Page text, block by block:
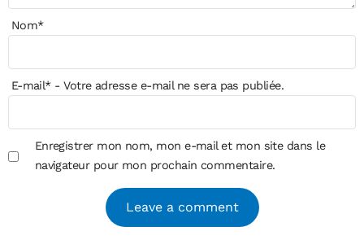
Nom*
E-mail*- Votre adresse e-mail ne sera pas publiée.
Enregistrer mon nom, mon e-mail et mon site dans le
navigateur pour mon prochain commentaire.